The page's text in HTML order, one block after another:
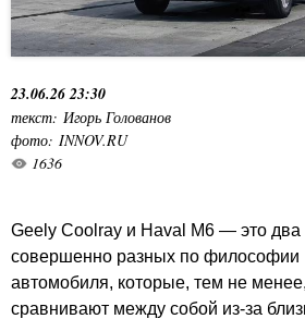
23.06.26 23:30
текст: Игорь Голованов
фото: INNOV.RU
1636
Geely Coolray и Haval M6 — это два
совершенно разных по философии
автомобиля, которые, тем не
сравнивают между собой из-за